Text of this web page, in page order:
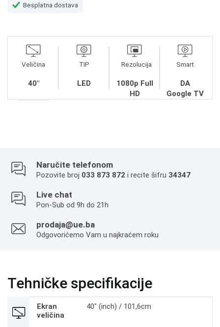
Besplatna dostava
Veličina
40"
TIP
LED
Rezolucija
1080p Full
HD
Smart
DA
Google TV
Naručite telefonom
Pozovite broj 033 873 872 i recite šifru 34347
Live chat
Pon-Sub od 9h do 21h
prodaja@ue.ba
Odgovorićemo Vam u najkraćem roku
Tehničke specifikacije
Ekran
veličina
40" (inch) / 101,6cm